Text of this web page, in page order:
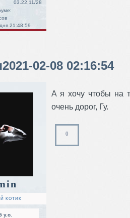
03.22,11/28
21:48:59
2021-02-08 02:16:54
КОТИК
y.o.
А я хочу чтобы на
очень дорог, Гу.
0